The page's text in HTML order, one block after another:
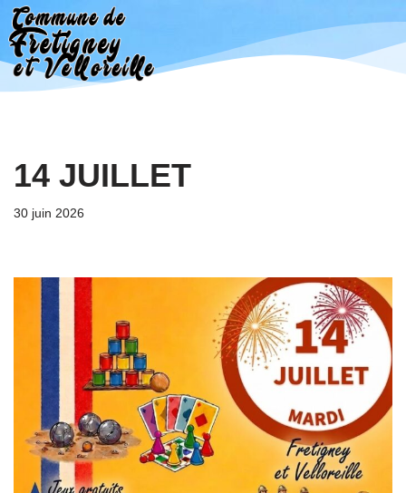
Aller
au
contenu
14 JUILLET
30 juin 2026